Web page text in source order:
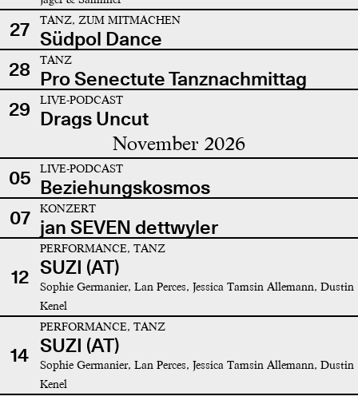
27 TANZ, ZUM MITMACHEN
Südpol Dance
28
TANZ
Pro Senectute Tanznachmittag
29
LIVE-PODCAST
Drags Uncut
November 2026
05 LIVE-PODCAST
Beziehungskosmos
07
KONZERT
jan SEVEN dettwyler
12
PERFORMANCE, TANZ
SUZI (AT)
Sophie Germanier, Lan Perces, Jessica Tamsin Allemann, Dustin
Kenel
14
PERFORMANCE, TANZ
SUZI (AT)
Sophie Germanier, Lan Perces, Jessica Tamsin Allemann, Dustin
Kenel